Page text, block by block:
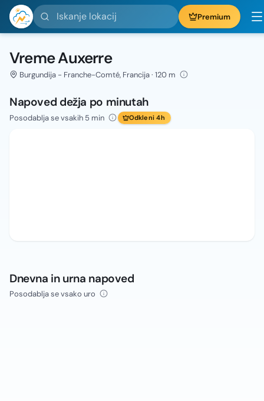
Iskanje lokacij Premium
Vreme Auxerre
Burgundija - Franche-Comté, Francija · 120 m
Napoved dežja po minutah
Posodablja se vsakih 5 min Odkleni 4h
Dnevna in urna napoved
Posodablja se vsako uro